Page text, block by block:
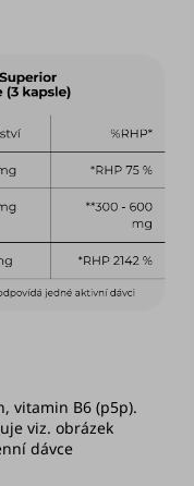
vitamin B6 (p5p).
viz. obrázek
dávce